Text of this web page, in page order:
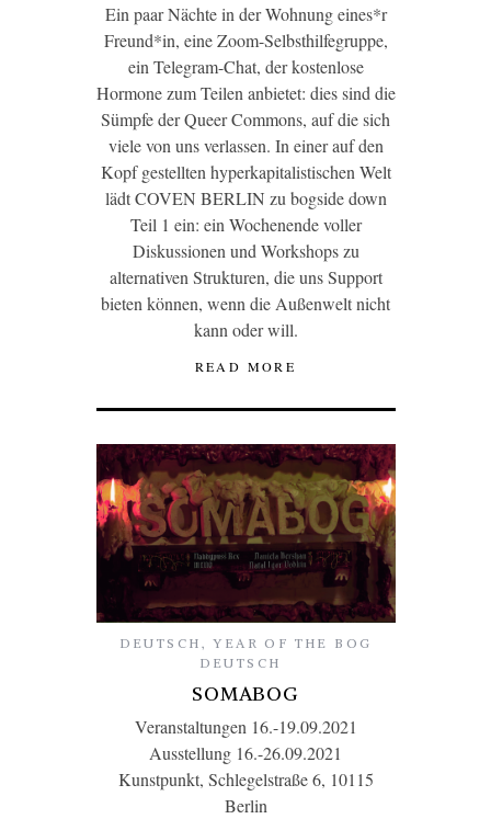
Ein paar Nächte in der Wohnung eines*r
Freund*in, eine Zoom-Selbsthilfegruppe,
ein Telegram-Chat, der kostenlose
Hormone zum Teilen anbietet: dies sind die
Sümpfe der Queer Commons, auf die sich
viele von uns verlassen. In einer auf den
Kopf gestellten hyperkapitalistischen Welt
lädt COVEN BERLIN zu bogside down
Teil 1 ein: ein Wochenende voller
Diskussionen und Workshops zu
alternativen Strukturen, die uns Support
bieten können, wenn die Außenwelt nicht
kann oder will.
READ MORE
DEUTSCH ,YEAR OF THE BOG
DEUTSCH
SOMABOG
Veranstaltungen 16.-19.09.2021
Ausstellung 16.-26.09.2021
Kunstpunkt, Schlegelstraße 6, 10115
Berlin